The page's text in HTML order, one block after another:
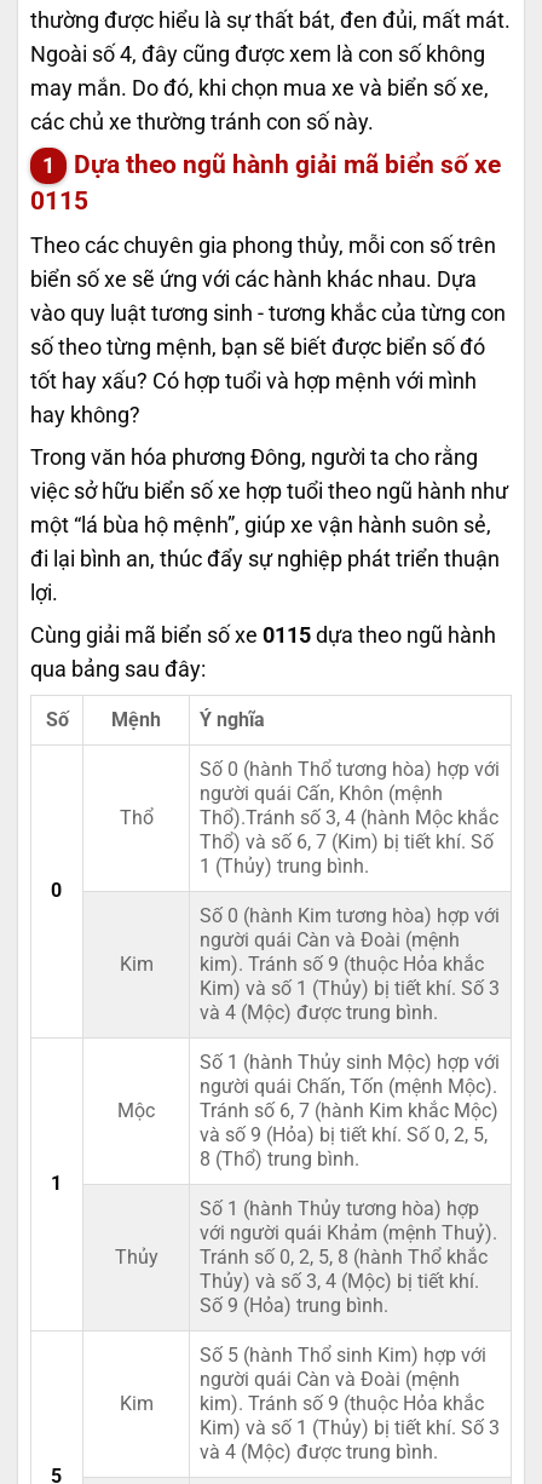
thường được hiểu là sự thất bát, đen đủi, mất mát.
Ngoài số 4, đây cũng được xem là con số không
may mắn. Do đó, khi chọn mua xe và biển số xe,
các chủ xe thường tránh con số này.
Dựa theo ngũ hành giải mã biển số xe
0115
Theo các chuyên gia phong thủy, mỗi con số trên
biển số xe sẽ ứng với các hành khác nhau. Dựa
vào quy luật tương sinh - tương khắc của từng con
số theo từng mệnh, bạn sẽ biết được biển số đó
tốt hay xấu? Có hợp tuổi và hợp mệnh với mình
hay không?
Trong văn hóa phương Đông, người ta cho rằng
việc sở hữu biển số xe hợp tuổi theo ngũ hành như
một “lá bùa hộ mệnh”, giúp xe vận hành suôn sẻ,
đi lại bình an, thúc đẩy sự nghiệp phát triển thuận
lợi.
Cùng giải mã biển số xe 0115 dựa theo ngũ hành
qua bảng sau đây:
Số Mệnh Ý nghĩa
0
Thổ
Số 0 (hành Thổ tương hòa) hợp với
người quái Cấn, Khôn (mệnh
Thổ).Tránh số 3, 4 (hành Mộc khắc
Thổ) và số 6, 7 (Kim) bị tiết khí. Số
1 (Thủy) trung bình.
Kim
Số 0 (hành Kim tương hòa) hợp với
người quái Càn và Đoài (mệnh
kim). Tránh số 9 (thuộc Hỏa khắc
Kim) và số 1 (Thủy) bị tiết khí. Số 3
và 4 (Mộc) được trung bình.
1
Mộc
Số 1 (hành Thủy sinh Mộc) hợp với
người quái Chấn, Tốn (mệnh Mộc).
Tránh số 6, 7 (hành Kim khắc Mộc)
và số 9 (Hỏa) bị tiết khí. Số 0, 2, 5,
8 (Thổ) trung bình.
Thủy
Số 1 (hành Thủy tương hòa) hợp
với người quái Khảm (mệnh Thuỷ).
Tránh số 0, 2, 5, 8 (hành Thổ khắc
Thủy) và số 3, 4 (Mộc) bị tiết khí.
Số 9 (Hỏa) trung bình.
5
Kim
Số 5 (hành Thổ sinh Kim) hợp với
người quái Càn và Đoài (mệnh
kim). Tránh số 9 (thuộc Hỏa khắc
Kim) và số 1 (Thủy) bị tiết khí. Số 3
và 4 (Mộc) được trung bình.